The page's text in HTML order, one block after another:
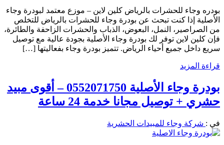
بودره وجاء للحشرات بالرياض كلين لاين – موزع معتمد لبودرة وجاء
الأصلية إذا كنت تبحث عن بودرة وجاء للحشرات بالرياض للتخلص
من الصراصير، النمل، البعوض، الذباب والحشرات الزاحفة والطائرة،
فإن كلين لاين توفر لك بودرة وجاء الأصلية بجودة عالية مع توصيل
سريع داخل جميع أحياء الرياض. تتميز بودرة وجاء بفعاليتها […]
قراءة المزيد
بودرة وجاء الأصلية 0552071750 – أقوى مبيد
حشري + توصيل مجانا خدمة 24 ساعة
في : شركة وجاء للمبيدات الحشرية